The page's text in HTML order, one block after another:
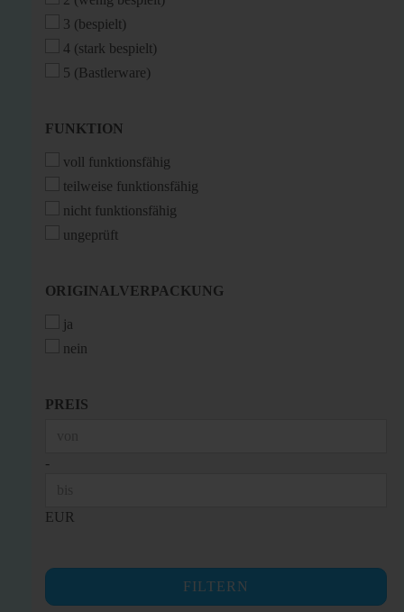
3 (bespielt)
4 (stark bespielt)
5 (Bastlerware)
FUNKTION
FUNKTION
voll funktionsfähig
teilweise funktionsfähig
nicht funktionsfähig
ungeprüft
ORIGINALVERPACKUNG
ORIGINALVERPACKUNG
ja
nein
PREIS
PREIS
-
EUR
FILTERN